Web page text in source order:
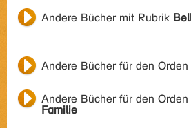
Andere Bücher mit Rubrik
Andere Bücher für den Orden
Andere Bücher für den Orden
Familie